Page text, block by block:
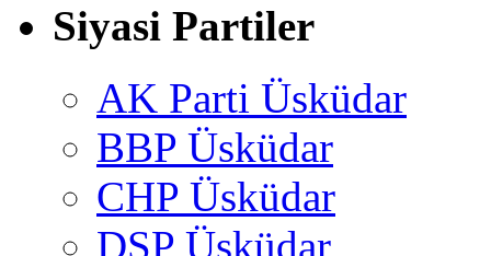
Siyasi Partiler
AK Parti Üsküdar
BBP Üsküdar
CHP Üsküdar
DSP Üsküdar